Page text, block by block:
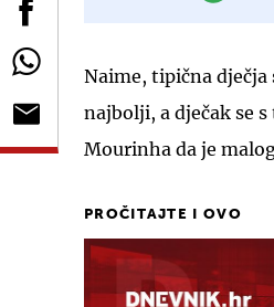
Naime, tipična
najbolji, a dječak se
Mourinha da je
PROČITAJTE I OVO